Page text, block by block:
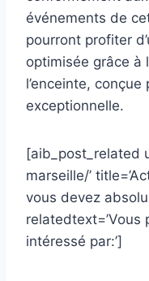
événements de
pourront profiter
optimisée grâce à
l’enceinte,
exceptionnelle.
[aib_post_related
marseille/’
vous devez
relatedtext=’Vous
intéressé par:’]